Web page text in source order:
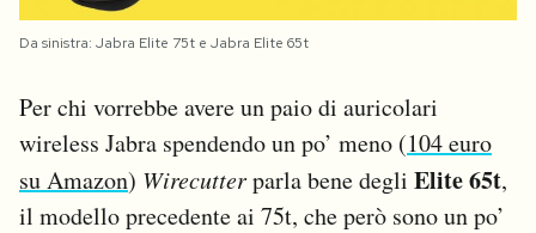
Da sinistra: Jabra Elite 75t e Jabra Elite 65t
Per chi vorrebbe avere un paio di auricolari
wireless Jabra spendendo un po’ meno (104 euro
su Amazon) Wirecutterparla bene degli Elite 65t,
il modello precedente ai 75t, che però sono un po’